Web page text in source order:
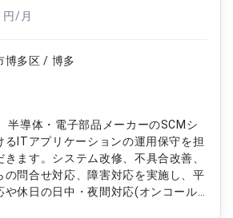
・改修（尚可） ・動作検証および品
円/月
博多区 / 博多
半導体・電子部品メーカーのSCMシ
るITアプリケーションの運用保守を担
きます。システム改修、不具合改善、
の問合せ対応、障害対応を実施し、平
や休日の日中・夜間対応(オンコール